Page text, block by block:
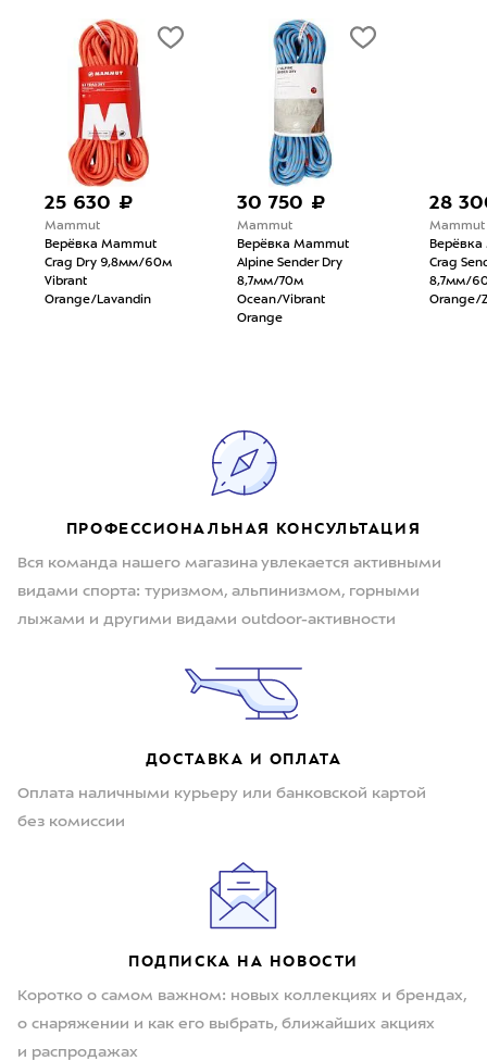
25 630 ₽
Mammut
Верёвка Mammut
Crag Dry 9,8мм/60м
Vibrant
Orange/Lavandin
30 750 ₽
Mammut
Верёвка Mammut
Alpine Sender Dry
8,7мм/70м
Ocean/Vibrant
Orange
28
Mammut
Crag
8,7мм/
Orange/
ПРОФЕССИОНАЛЬНАЯ КОНСУЛЬТАЦИЯ
Вся команда нашего магазина увлекается активными
видами спорта: туризмом, альпинизмом, горными
лыжами и другими видами outdoor-активности
ДОСТАВКА И ОПЛАТА
Оплата наличными курьеру или банковской картой
без комиссии
ПОДПИСКА НА НОВОСТИ
Коротко о самом важном: новых коллекциях и брендах,
о снаряжении и как его выбрать, ближайших акциях
и распродажах